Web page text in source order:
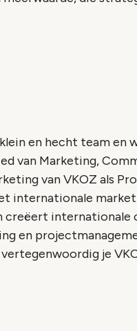
en hecht team en
van Marketing,
van VKOZ als
internationale
internationale
en
je